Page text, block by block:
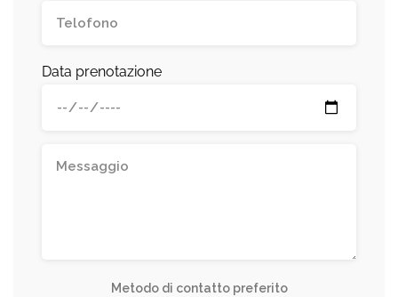
Data prenotazione
Metodo di contatto preferito